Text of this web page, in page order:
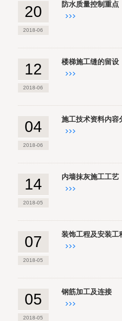
20
2018-06
防水质量控制重点
12
2018-06
楼梯施工缝的留设
04
2018-06
施工技术资料内容
14
2018-05
内墙抹灰施工工艺
07
2018-05
装饰工程及安装工
05
2018-05
钢筋加工及连接